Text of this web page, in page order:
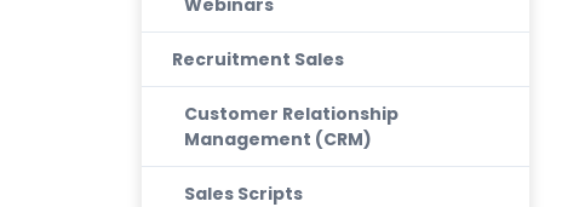
Recruitment Sales
Customer Relationship
Management (CRM)
Sales Scripts